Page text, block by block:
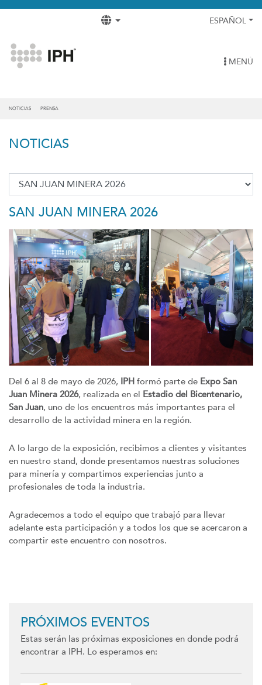
ESPAÑOL
MENÚ
NOTICIAS PRENSA
NOTICIAS
SAN JUAN MINERA 2026
Del 6 al 8 de mayo de 2026, IPH formó parte de Expo San
Juan Minera 2026, realizada en el Estadio del Bicentenario,
San Juan, uno de los encuentros más importantes para el
desarrollo de la actividad minera en la región.
A lo largo de la exposición, recibimos a clientes y visitantes
en nuestro stand, donde presentamos nuestras soluciones
para minería y compartimos experiencias junto a
profesionales de toda la industria.
Agradecemos a todo el equipo que trabajó para llevar
adelante esta participación y a todos los que se acercaron a
compartir este encuentro con nosotros.
PRÓXIMOS EVENTOS
Estas serán las próximas exposiciones en donde podrá
encontrar a IPH. Lo esperamos en: